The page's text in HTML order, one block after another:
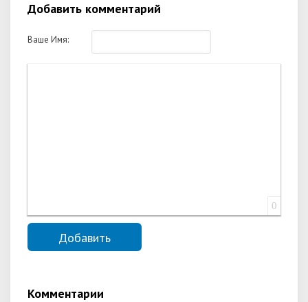
Добавить комментарий
Ваше Имя:
0
Комментарии